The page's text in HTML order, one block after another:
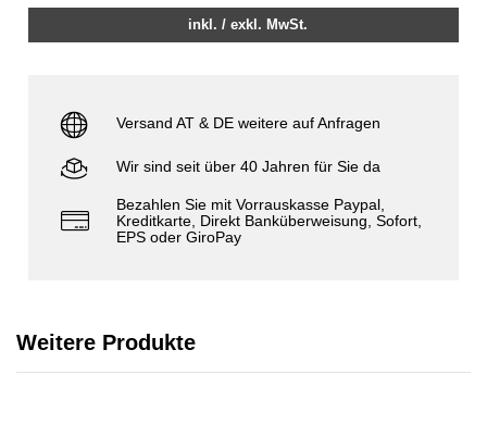
inkl. / exkl. MwSt.
Versand AT & DE weitere auf Anfragen
Wir sind seit über 40 Jahren für Sie da
Bezahlen Sie mit Vorrauskasse Paypal,
Kreditkarte, Direkt Banküberweisung, Sofort,
EPS oder GiroPay
Weitere Produkte